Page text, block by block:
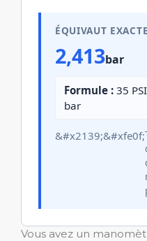
ÉQUIVAUT
2,413bar
Formule : 35
bar
Vous avez un